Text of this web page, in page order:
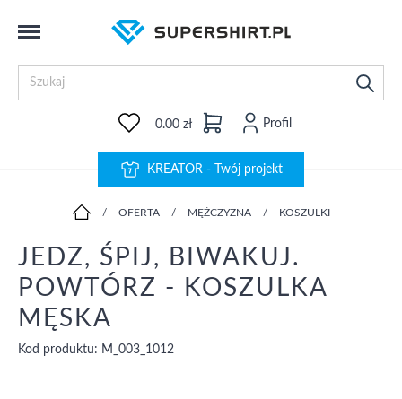
0.00 zł Profil
KREATOR - Twój projekt
/ OFERTA / MĘŻCZYZNA / KOSZULKI
JEDZ, ŚPIJ, BIWAKUJ.
POWTÓRZ - KOSZULKA
MĘSKA
Kod produktu: M_003_1012